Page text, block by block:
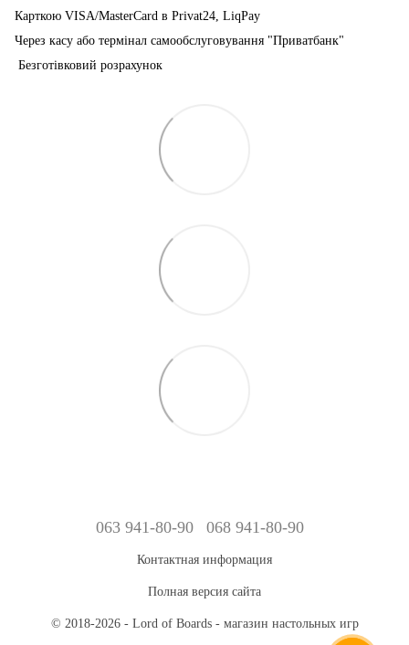
Карткою VISA/MasterCard в Рrivat24, LiqPay
Через касу або термінал самообслуговування "Приватбанк"
Безготівковий розрахунок
063 941-80-90 068 941-80-90
Контактная информация
Полная версия сайта
© 2018-2026 - Lord of Boards - магазин настольных игр